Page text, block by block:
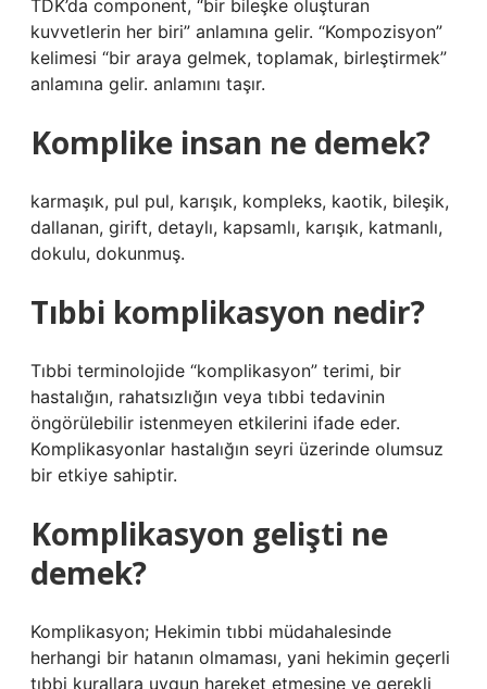
TDK’da component, “bir bileşke oluşturan
kuvvetlerin her biri” anlamına gelir. “Kompozisyon”
kelimesi “bir araya gelmek, toplamak, birleştirmek”
anlamına gelir. anlamını taşır.
Komplike insan ne demek?
karmaşık, pul pul, karışık, kompleks, kaotik, bileşik,
dallanan, girift, detaylı, kapsamlı, karışık, katmanlı,
dokulu, dokunmuş.
Tıbbi komplikasyon nedir?
Tıbbi terminolojide “komplikasyon” terimi, bir
hastalığın, rahatsızlığın veya tıbbi tedavinin
öngörülebilir istenmeyen etkilerini ifade eder.
Komplikasyonlar hastalığın seyri üzerinde olumsuz
bir etkiye sahiptir.
Komplikasyon gelişti ne
demek?
Komplikasyon; Hekimin tıbbi müdahalesinde
herhangi bir hatanın olmaması, yani hekimin geçerli
tıbbi kurallara uygun hareket etmesine ve gerekli